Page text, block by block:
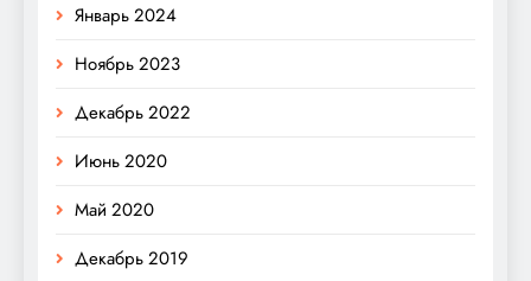
Январь 2024
Ноябрь 2023
Декабрь 2022
Июнь 2020
Май 2020
Декабрь 2019